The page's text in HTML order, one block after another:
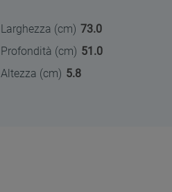
Larghezza (cm) 73.0
Profondità (cm) 51.0
Altezza (cm) 5.8